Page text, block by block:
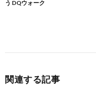
関連する記事